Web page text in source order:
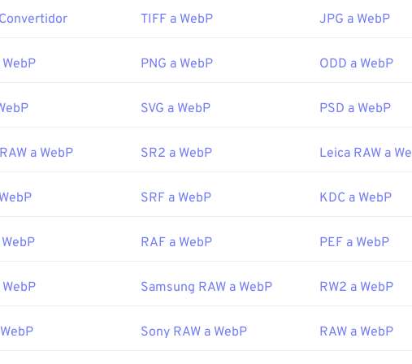
predeterminado para abrir WebP es Google Chrome (Chrome)
Paint
. Además de Chrome, todos los demás navegadores web
gratuitos que puedes probar son
PixelmatoryPhotopea
, asegúrate de instalar los complementos para abrir WebP.
inicial:
septiembre de 2010
útiles:
WebP relacionadas:
TIFF a WebP JPG a WebP
PNG a WebP ODD a WebP
SVG a WebP PSD a WebP
a WebP SR2 a WebP Leica RAW a
SRF a WebP KDC a WebP
RAF a WebP PEF a WebP
WebP Samsung RAW a WebP RW2 a WebP
Sony RAW a WebP RAW a WebP